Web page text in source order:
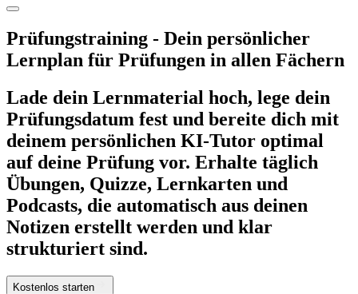
Prüfungstraining - Dein persönlicher
Lernplan für Prüfungen in allen Fächern
Lade dein Lernmaterial hoch, lege dein
Prüfungsdatum fest und bereite dich mit
deinem persönlichen KI‑Tutor optimal
auf deine Prüfung vor. Erhalte täglich
Übungen, Quizze, Lernkarten und
Podcasts, die automatisch aus deinen
Notizen erstellt werden und klar
strukturiert sind.
Kostenlos starten